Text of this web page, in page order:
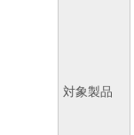
対象製品